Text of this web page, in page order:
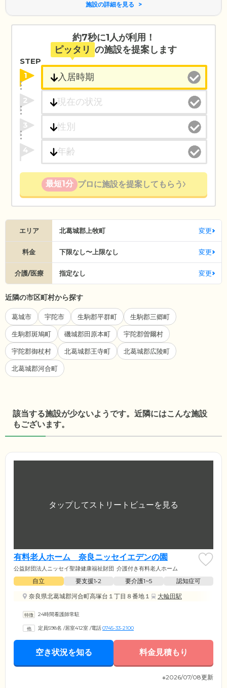
施設の詳細を見る
約7秒に1人が利用！
ピッタリ の施設を提案します
STEP
1
2
3
4
最短1分 プロに施設を提案してもらう
エリア 北葛城郡上牧町 変更
料金 下限なし〜上限なし 変更
介護/医療 指定なし 変更
近隣の市区町村から探す
葛城市 宇陀市 生駒郡平群町 生駒郡三郷町
生駒郡斑鳩町 磯城郡田原本町 宇陀郡曽爾村
宇陀郡御杖村 北葛城郡王寺町 北葛城郡広陵町
北葛城郡河合町
該当する施設が少ないようです。近隣にはこんな施設
もございます。
有料老人ホーム 奈良ニッセイエデンの園
公益財団法人ニッセイ聖隷健康福祉財団 介護付き有料老人ホーム
自立 要支援1•2 要介護1~5
認知症可
奈良県北葛城郡河合町高塚台１丁目８番地１
大輪田駅
24時間看護師常駐
定員598名 /居室412室 /電話0745-33-2100
空き状況を知る 料金見積もり
※2026/07/08更新